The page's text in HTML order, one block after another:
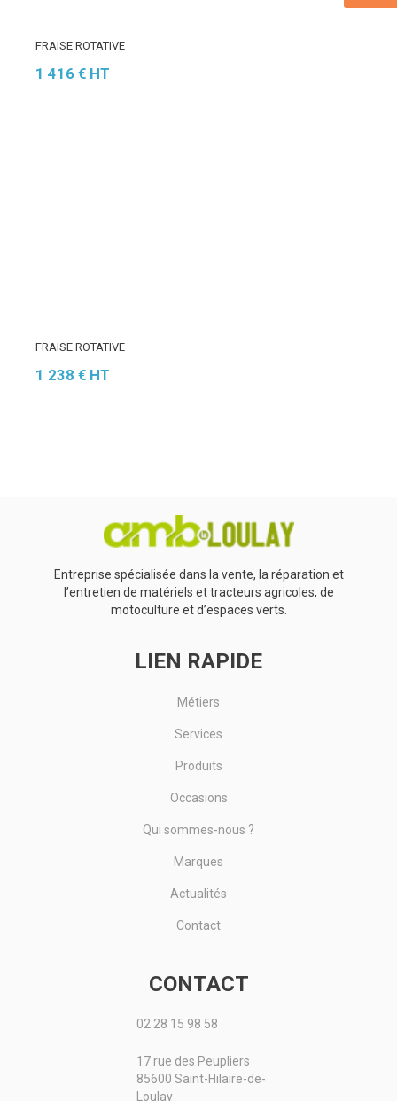
FRAISE ROTATIVE
1 416 € HT
FRAISE ROTATIVE
1 238 € HT
Entreprise spécialisée dans la vente, la réparation et
l’entretien de matériels et tracteurs agricoles, de
motoculture et d’espaces verts.
LIEN RAPIDE
Métiers
Services
Produits
Occasions
Qui sommes-nous ?
Marques
Actualités
Contact
CONTACT
02 28 15 98 58
17 rue des Peupliers
85600 Saint-Hilaire-de-
Loulay